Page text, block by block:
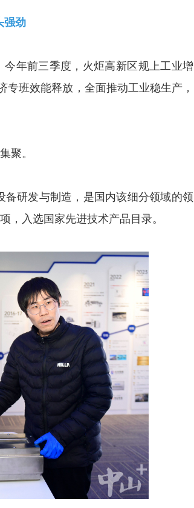
强劲
年前三季度，火炬高新区规上工业增
专班效能释放，全面推动工业稳生产，
聚。
研发与制造，是国内该细分领域的领
，入选国家先进技术产品目录。